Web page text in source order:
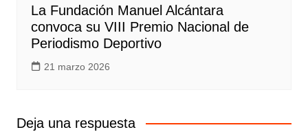
La Fundación Manuel Alcántara
convoca su VIII Premio Nacional de
Periodismo Deportivo
21 marzo 2026
Deja una respuesta